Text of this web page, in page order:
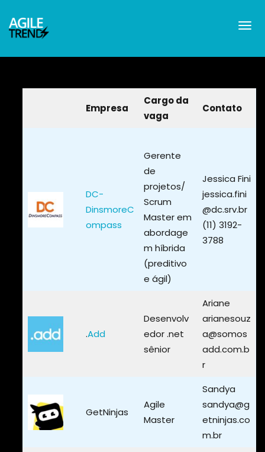
Empresa
Cargo da
vaga
Contato
DC-
DinsmoreC
ompass
Gerente
de
projetos/
Scrum
Master em
abordage
m híbrida
(preditivo
e ágil)
Jessica Fini
jessica.fini
@dc.srv.br
(11) 3192-
3788
.Add
Desenvolv
edor .net
sênior
Ariane
arianesouz
a@somos
add.com.b
r
GetNinjas
Agile
Master
Sandya
sandya@g
etninjas.co
m.br